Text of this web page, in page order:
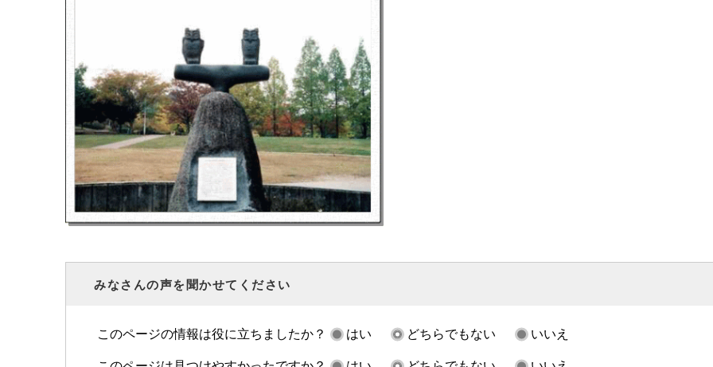
みなさんの声を聞かせてください
このページの情報は役に立ちましたか？ はい どちらでもない いいえ